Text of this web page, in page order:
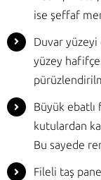
ise şeffaf
Duvar yüzeyi
yüzey hafifçe
Büyük ebatlı
kutulardan
Bu sayede
Fileli taş